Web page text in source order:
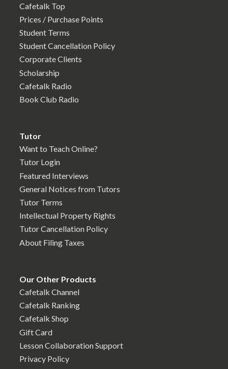
Cafetalk Top
Prices / Purchase Points
Student Terms
Student Cancellation Policy
Corporate Clients
Scholarship
Cafetalk Radio
Book Club Radio
Tutor
Want to Teach Online?
Tutor Login
Featured Interviews
General Notices from Tutors
Tutor Terms
Intellectual Property Rights
Tutor Cancellation Policy
About Filing Taxes
Our Other Products
Cafetalk Channel
Cafetalk Ranking
Cafetalk Shop
Gift Card
Lesson Collaboration Support
Privacy Policy